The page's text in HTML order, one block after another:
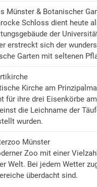
Münster & Botanischer
Schloss dient heute
der
erstreckt sich der
Garten mit seltenen
Kirche am
für ihre drei Eisenkörbe
die Leichname der
wurden.
Münster
Zoo mit einer
Welt. Bei jedem Wetter
überdacht sind.